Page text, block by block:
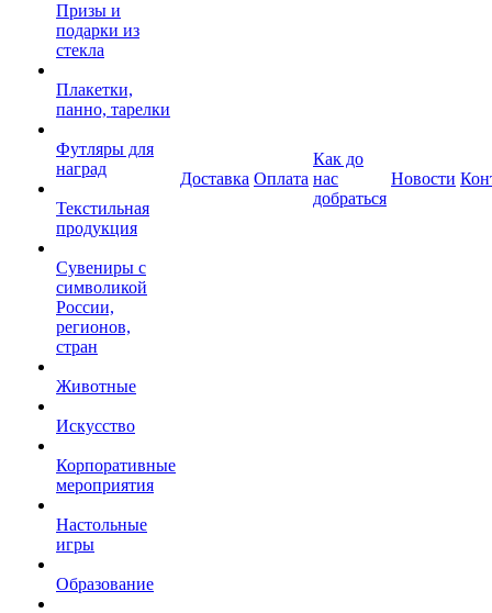
Призы и
подарки из
стекла
Плакетки,
панно, тарелки
Футляры для
наград
Текстильная
продукция
Сувениры с
символикой
России,
регионов,
стран
Животные
Искусство
Корпоративные
мероприятия
Настольные
игры
Образование
Доставка Оплата
Как до
нас
добраться
Новости